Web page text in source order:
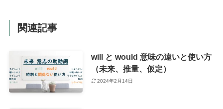
関連記事
will と would 意味の違いと使い方
（未来、推量、仮定）
2024年2月14日